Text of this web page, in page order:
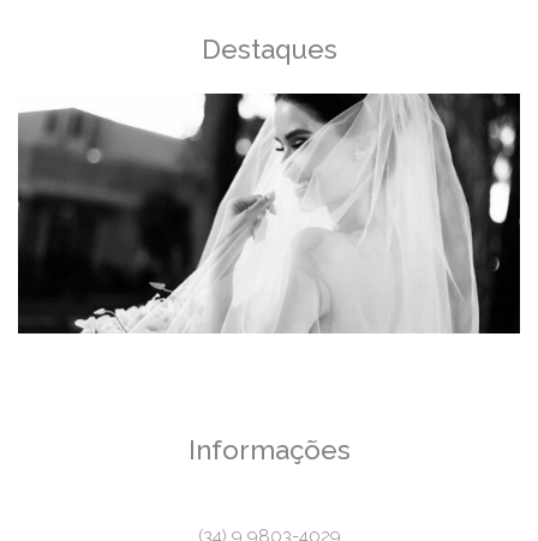
Destaques
Informações
(34) 9 9803-4029